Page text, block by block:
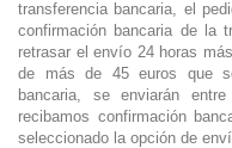
transferencia bancaria, el
confirmación bancaria de la
retrasar el envío 24 horas
de más de 45 euros que
bancaria, se enviarán
recibamos confirmación
seleccionado la opción de